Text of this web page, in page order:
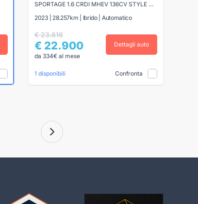
SPORTAGE 1.6 CRDI MHEV 136CV STYLE DCT
2023 | 28.257km | Ibrido | Automatico
€ 23.816
€ 22.900
da 334€ al mese
Dettagli auto
1 disponibili Confronta